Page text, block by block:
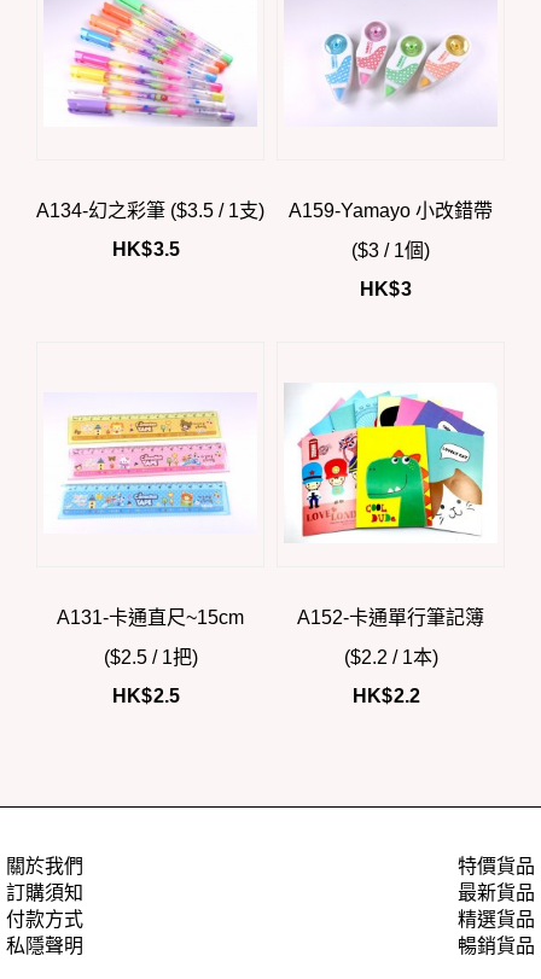
A134-幻之彩筆 ($3.5 / 1支)
HK$3.5
A159-Yamayo 小改錯帶
($3 / 1個)
HK$3
A131-卡通直尺~15cm
($2.5 / 1把)
HK$2.5
A152-卡通單行筆記簿
($2.2 / 1本)
HK$2.2
關於我們
訂購須知
付款方式
私隱聲明
特價貨品
最新貨品
精選貨品
暢銷貨品